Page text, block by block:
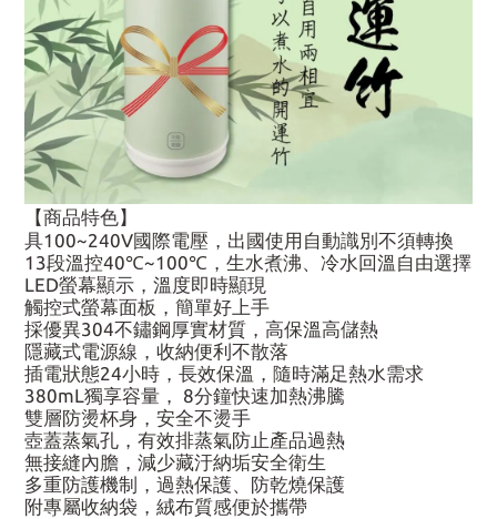
【商品特色】
具100~240V國際電壓，出國使用自動識別不須轉換
13段溫控40℃~100℃，生水煮沸、冷水回溫自由選擇
LED螢幕顯示，溫度即時顯現
觸控式螢幕面板，簡單好上手
採優異304不鏽鋼厚實材質，高保溫高儲熱
隱藏式電源線，收納便利不散落
插電狀態24小時，長效保溫，隨時滿足熱水需求
380mL獨享容量， 8分鐘快速加熱沸騰
雙層防燙杯身，安全不燙手
壺蓋蒸氣孔，有效排蒸氣防止產品過熱
無接縫內膽，減少藏汙納垢安全衛生
多重防護機制，過熱保護、防乾燒保護
附專屬收納袋，絨布質感便於攜帶